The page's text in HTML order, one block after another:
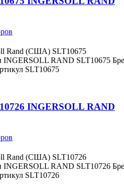
Rand (США) SLT10675
INGERSOLL RAND SLT10675
SLT10675
INGERSOLL RAND
Rand (США) SLT10726
INGERSOLL RAND SLT10726
SLT10726